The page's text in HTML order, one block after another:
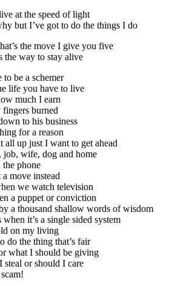
at the speed of light
but I’ve got to do the things I do
the move I give you five
the way to stay alive
to be a schemer
life you have to live
much I earn
burned
to his business
for a reason
up just I want to get ahead
job, wife, dog and home
the phone
move instead
we watch television
a puppet or conviction
a thousand shallow words of wisdom
it’s a single sided system
on my living
do the thing that’s fair
what I should be giving
or should I care